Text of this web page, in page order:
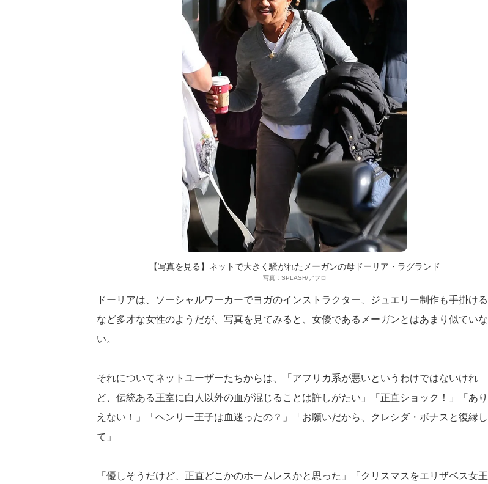
【写真を見る】ネットで大きく騒がれたメーガンの母ドーリア・ラグランド
写真：SPLASH/アフロ
ドーリアは、ソーシャルワーカーでヨガのインストラクター、ジュエリー制作も手掛ける
など多才な女性のようだが、写真を見てみると、女優であるメーガンとはあまり似ていな
い。
それについてネットユーザーたちからは、「アフリカ系が悪いというわけではないけれ
ど、伝統ある王室に白人以外の血が混じることは許しがたい」「正直ショック！」「あり
えない！」「ヘンリー王子は血迷ったの？」「お願いだから、クレシダ・ボナスと復縁し
て」
「優しそうだけど、正直どこかのホームレスかと思った」「クリスマスをエリザベス女王